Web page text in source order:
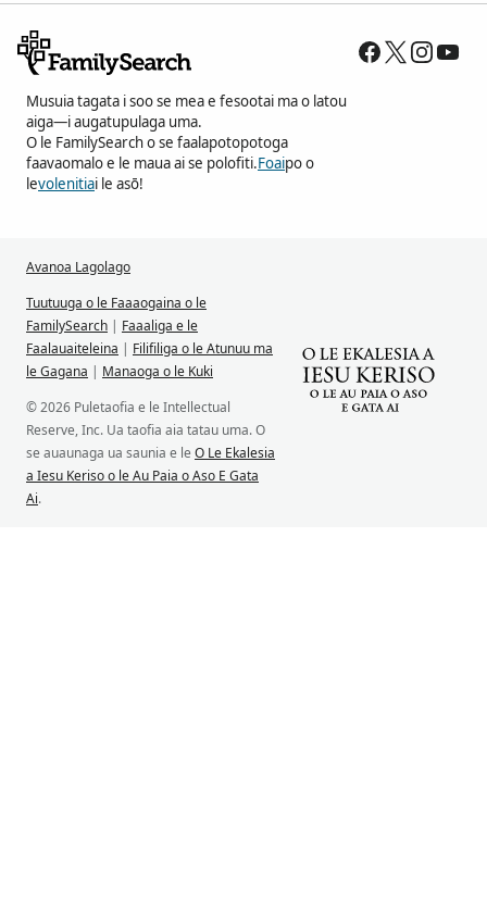
Musuia tagata i soo se mea e fesootai ma o latou
aiga—i augatupulaga uma.
O le FamilySearch o se faalapotopotoga
faavaomalo e le maua ai se polofiti.Foaipo o
levolenitiai le asō!
Avanoa Lagolago
Tuutuuga o le Faaaogaina o le
FamilySearch | Faaaliga e le
Faalauaiteleina | Filifiliga o le Atunuu ma
le Gagana | Manaoga o le Kuki
© 2026 Puletaofia e le Intellectual
Reserve, Inc. Ua taofia aia tatau uma. O
se auaunaga ua saunia e le O Le Ekalesia
a Iesu Keriso o le Au Paia o Aso E Gata
Ai.